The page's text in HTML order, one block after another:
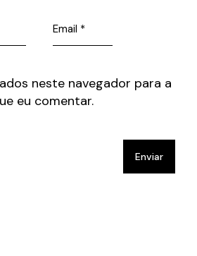
neste navegador para a
eu comentar.
Enviar